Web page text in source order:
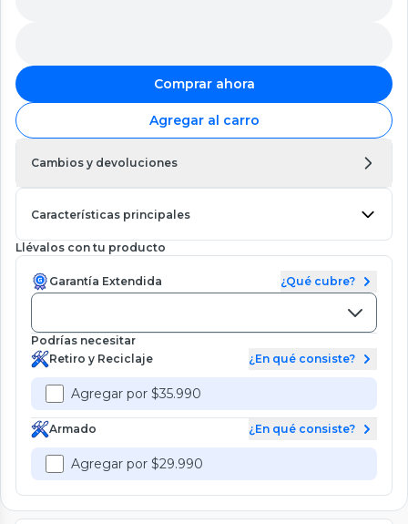
Comprar ahora
Agregar al carro
Cambios y devoluciones
Características principales
Llévalos con tu producto
Garantía Extendida ¿Qué cubre?
Podrías necesitar
Retiro y Reciclaje
¿En qué consiste?
Agregar por $35.990
Armado ¿En qué consiste?
Agregar por $29.990